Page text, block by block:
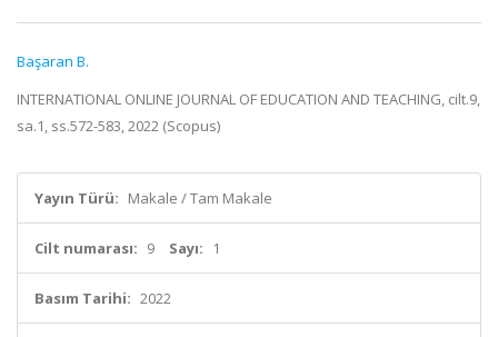
Başaran B.
INTERNATIONAL ONLINE JOURNAL OF EDUCATION AND TEACHING, cilt.9,
sa.1, ss.572-583, 2022 (Scopus)
Yayın Türü: Makale / Tam Makale
Cilt numarası: 9 Sayı: 1
Basım Tarihi: 2022